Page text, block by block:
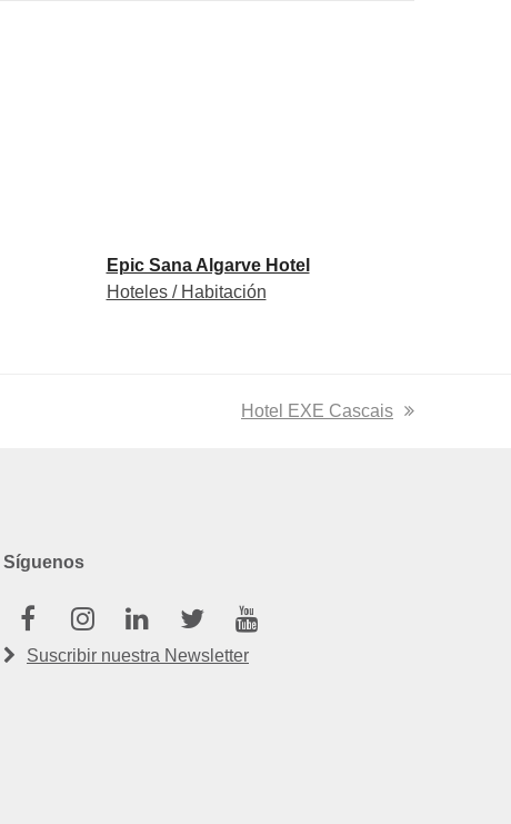
Epic Sana Algarve Hotel
Hoteles / Habitación
next
Hotel EXE Cascais
Síguenos
Facebook
InstagramLinkedinTwitter
Suscribir nuestra Newsletter